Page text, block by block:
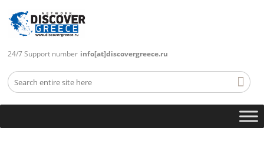
24/7 Support number info[at]discovergreece.ru